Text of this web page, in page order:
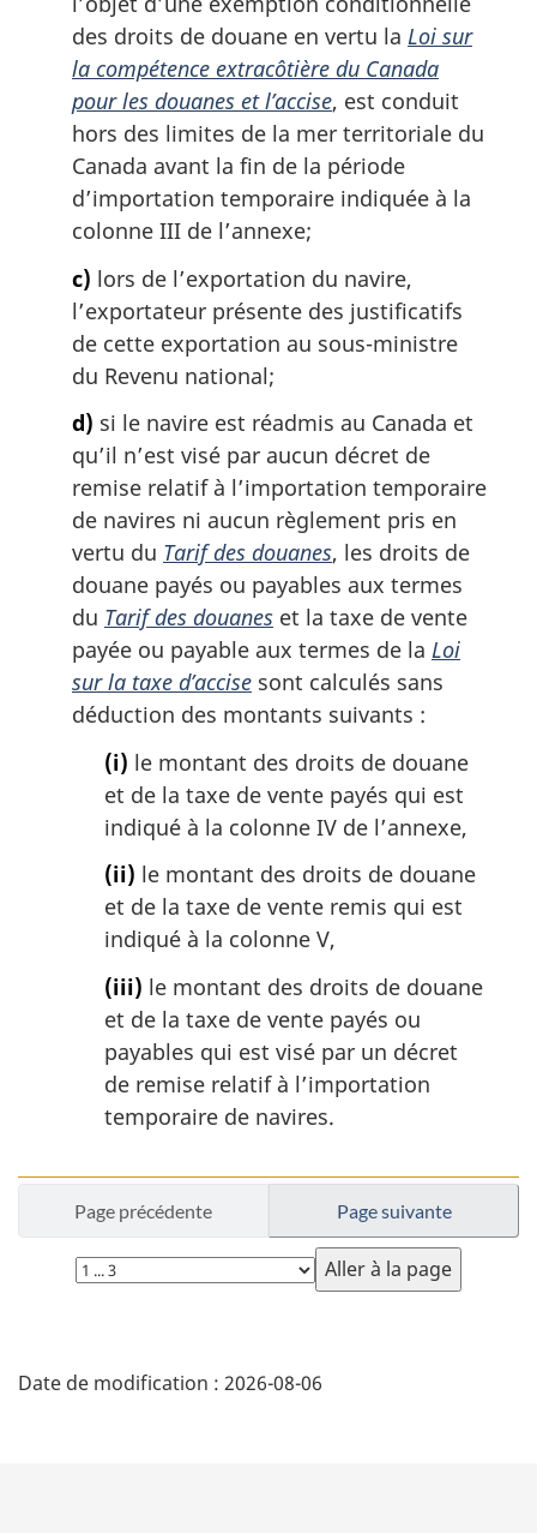
des droits de douane en vertu la Loi sur
la compétence extracôtière du Canada
pour les douanes et l’accise, est conduit
hors des limites de la mer territoriale du
Canada avant la fin de la période
d’importation temporaire indiquée à la
colonne III de l’annexe;
c) lors de l’exportation du navire,
l’exportateur présente des justificatifs
de cette exportation au sous-ministre
du Revenu national;
d) si le navire est réadmis au Canada et
qu’il n’est visé par aucun décret de
remise relatif à l’importation temporaire
de navires ni aucun règlement pris en
vertu du Tarif des douanes, les droits de
douane payés ou payables aux termes
du Tarif des douanes et la taxe de vente
payée ou payable aux termes de la Loi
sur la taxe d’accise sont calculés sans
déduction des montants suivants :
(i) le montant des droits de douane
et de la taxe de vente payés qui est
indiqué à la colonne IV de l’annexe,
(ii) le montant des droits de douane
et de la taxe de vente remis qui est
indiqué à la colonne V,
(iii) le montant des droits de douane
et de la taxe de vente payés ou
payables qui est visé par un décret
de remise relatif à l’importation
temporaire de navires.
Page précédente Page suivante
Choisissez
la
é
Date de modification : 2026-08-06